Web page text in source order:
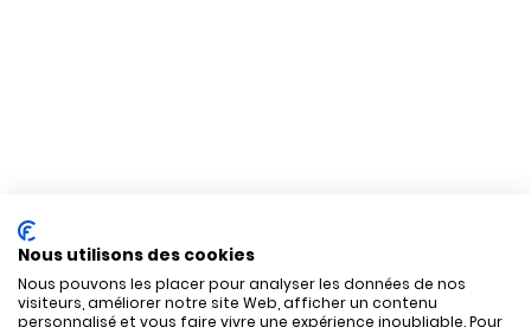
Nous utilisons des cookies
Nous pouvons les placer pour analyser les données de nos
visiteurs, améliorer notre site Web, afficher un contenu
personnalisé et vous faire vivre une expérience inoubliable. Pour